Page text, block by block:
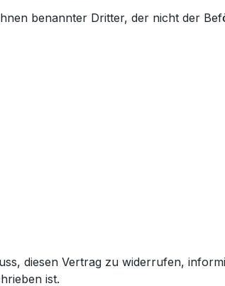
benannter Dritter, der nicht der
diesen Vertrag zu widerrufen,
ist.